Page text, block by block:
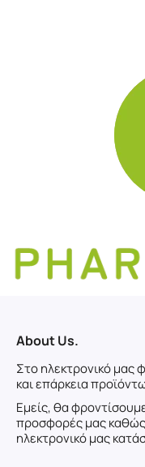
About Us.
Στο ηλεκτρονικό μας
και επάρκεια
Εμείς, θα
προσφορές μας καθώς
ηλεκτρονικό μας